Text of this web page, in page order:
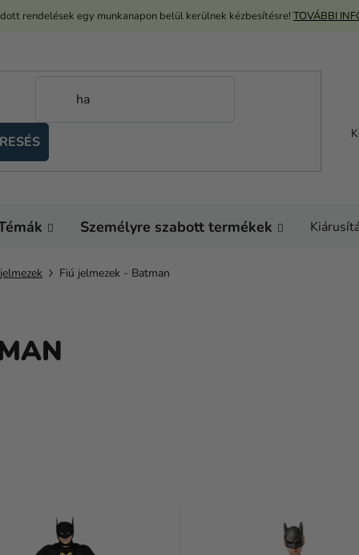
rendelések egy munkanapon belül kerülnek kézbesítésre! TOVÁBBI
Személyre szabott termékek
Fiú jelmezek - Batman